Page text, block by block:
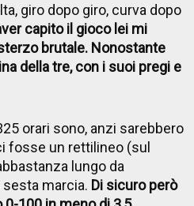
giro dopo giro, curva dopo
capito il gioco lei mi
brutale. Nonostante
della tre, con i suoi pregi e
orari sono, anzi sarebbero
fosse un rettilineo (sul
lungo da
sesta marcia. Di sicuro però